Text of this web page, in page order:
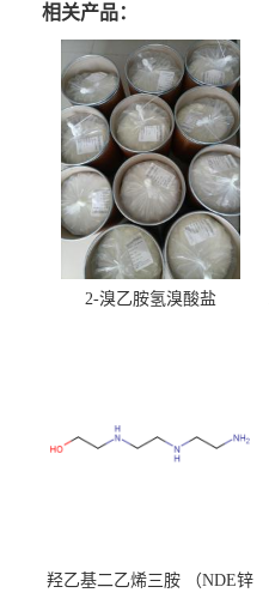
相关产品：
2-溴乙胺氢溴酸盐
羟乙基二乙烯三胺 （NDE锌